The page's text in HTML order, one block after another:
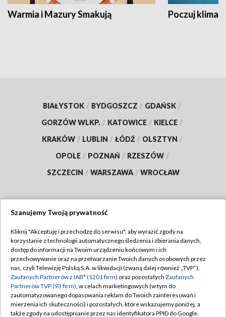
Warmia i Mazury Smakują Poczuj klimat
BIAŁYSTOK / BYDGOSZCZ / GDAŃSK /
GORZÓW WLKP. / KATOWICE / KIELCE /
KRAKÓW / LUBLIN / ŁÓDŹ / OLSZTYN /
OPOLE / POZNAŃ / RZESZÓW /
SZCZECIN / WARSZAWA / WROCŁAW
TVP
Abonament TVP
Emisja w TVP
Centrum informacji TVP
Naziemna Telewizja Cyfrowa
Regulamin TVP
Polityka prywatności
Moje zgody
Pomoc
Szanujemy Twoją prywatność
Kliknij "Akceptuję i przechodzę do serwisu", aby wyrazić zgody na
korzystanie z technologii automatycznego śledzenia i zbierania danych,
dostęp do informacji na Twoim urządzeniu końcowym i ich
przechowywanie oraz na przetwarzanie Twoich danych osobowych przez
nas, czyli Telewizję Polską S.A. w likwidacji (zwaną dalej również „TVP”),
Zaufanych Partnerów z IAB* (1201 firm) oraz pozostałych Zaufanych
Partnerów TVP (93 firm), w celach marketingowych (w tym do
zautomatyzowanego dopasowania reklam do Twoich zainteresowań i
mierzenia ich skuteczności) i pozostałych, które wskazujemy poniżej, a
także zgody na udostępnianie przez nas identyfikatora PPID do Google.